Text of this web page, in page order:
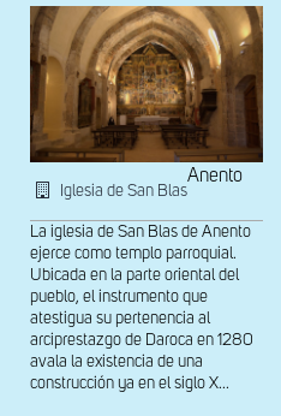
mayor
Iglesia de San Blas
Anento
La iglesia de San Blas de Anento
ejerce como templo parroquial.
Ubicada en la parte oriental del
pueblo, el instrumento que
atestigua su pertenencia al
arciprestazgo de Daroca en 1280
avala la existencia de una
construcción ya en el siglo X...